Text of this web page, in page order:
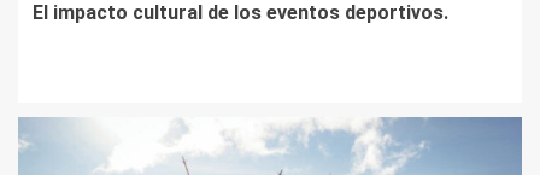
El impacto cultural de los eventos deportivos.